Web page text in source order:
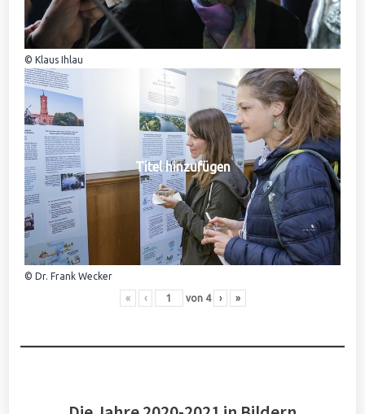
© Klaus Ihlau
Titel hinzufügen
© Dr. Frank Wecker
« ‹ von 4 › »